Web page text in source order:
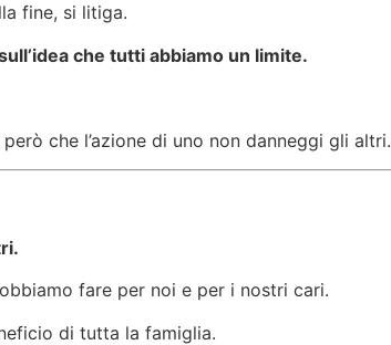
fine, si litiga.
che tutti abbiamo un limite.
però che l’azione di uno non danneggi gli altri.
fare per noi e per i nostri cari.
di tutta la famiglia.